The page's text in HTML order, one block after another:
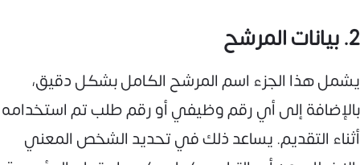
2. بيانات المرشح
يشمل هذا الجزء اسم المرشح الكامل بشكل دقيق،
بالإضافة إلى أي رقم وظيفي أو رقم طلب تم استخدامه
أثناء التقديم. يساعد ذلك في تحديد الشخص المعني